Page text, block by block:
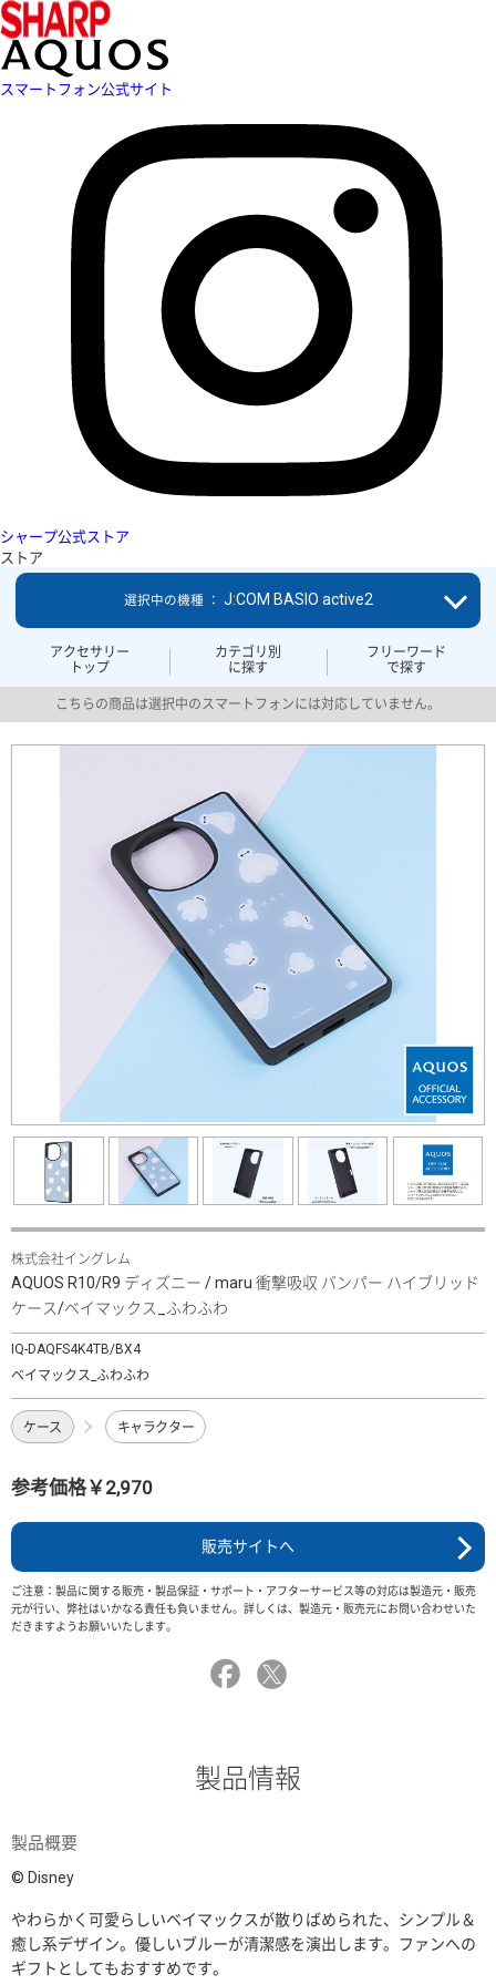
スマートフォン公式サイト
シャープ公式ストア
ストア
アクセサリー
トップ
カテゴリ別
に探す
フリーワード
で探す
選択中の機種 ： J:COM BASIO active2
こちらの商品は選択中のスマートフォンには対応していません。
株式会社イングレム
AQUOS R10/R9 ディズニー / maru 衝撃吸収 バンパー ハイブリッド
ケース/ベイマックス_ふわふわ
IQ-DAQFS4K4TB/BX4
ベイマックス_ふわふわ
ケース キャラクター
参考価格￥2,970
販売サイトへ
ご注意：製品に関する販売・製品保証・サポート・アフターサービス等の対応は製造元・販売
元が行い、弊社はいかなる責任も負いません。詳しくは、製造元・販売元にお問い合わせいた
だきますようお願いいたします。
製品情報
製品概要
© Disney
やわらかく可愛らしいベイマックスが散りばめられた、シンプル＆
癒し系デザイン。優しいブルーが清潔感を演出します。ファンへの
ギフトとしてもおすすめです。